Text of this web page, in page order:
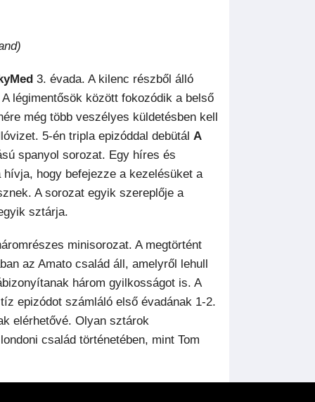
3. évada. A kilenc részből álló
légimentősök között fokozódik a belső
még több veszélyes küldetésben kell
5-én tripla epizóddal debütál A
spanyol sorozat. Egy híres és
hogy befejezze a kezelésüket a
A sorozat egyik szereplője a
sztárja.
minisorozat. A megtörtént
az Amato család áll, amelyről lehull
három gyilkosságot is. A
epizódot számláló első évadának 1-2.
elérhetővé. Olyan sztárok
család történetében, mint Tom